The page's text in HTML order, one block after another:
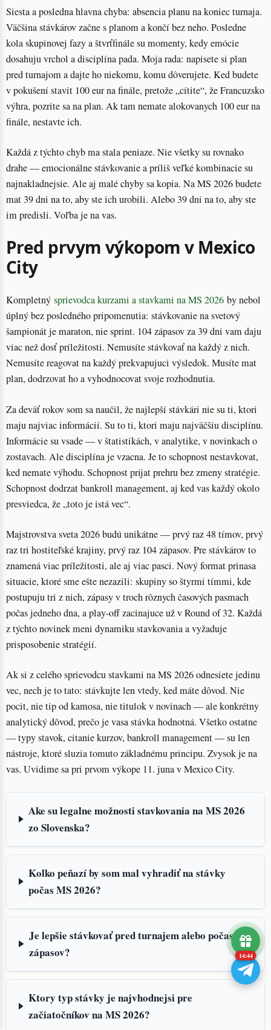
Siesta a posledna hlavna chyba: absencia planu na koniec turnaja.
Väčšina stávkárov začne s planom a končí bez neho. Posledne
kola skupinovej fazy a štvrťfinále su momenty, kedy emócie
dosahuju vrchol a disciplína pada. Moja rada: napisete si plan
pred turnajom a dajte ho niekomu, komu dôverujete. Ked budete
v pokušení stavit 100 eur na finále, pretože „cítite“, že Francuzsko
výhra, pozrite sa na plan. Ak tam nemate alokovanych 100 eur na
finále, nestavte ich.
Každá z týchto chyb ma stala peniaze. Nie všetky su rovnako
drahe — emocionálne stávkovanie a príliš veľké kombinacie su
najnakladnejsie. Ale aj malé chyby sa kopia. Na MS 2026 budete
mat 39 dni na to, aby ste ich urobili. Alebo 39 dni na to, aby ste
im predisli. Voľba je na vas.
Pred prvym výkopom v Mexico
City
Kompletný sprievodca kurzami a stavkami na MS 2026 by nebol
úplný bez posledného pripomenutia: stávkovanie na svetový
šampionát je maraton, nie sprint. 104 zápasov za 39 dni vam daju
viac než dosť príležitosti. Nemusíte stávkovať na každý z nich.
Nemusíte reagovat na každý prekvapujuci výsledok. Musíte mat
plan, dodrzovat ho a vyhodnocovat svoje rozhodnutia.
Za deväť rokov som sa naučil, že najlepší stávkári nie su ti, ktori
maju najviac informácií. Su to ti, ktori maju najväčšiu disciplínu.
Informácie su vsade — v štatistikách, v analytike, v novinkach o
zostavach. Ale disciplína je vzacna. Je to schopnost nestavkovat,
ked nemate výhodu. Schopnost prijat prehru bez zmeny stratégie.
Schopnost dodrzat bankroll management, aj ked vas každý okolo
presviedca, že „toto je istá vec“.
Majstrovstva sveta 2026 budú unikátne — prvý raz 48 tímov, prvý
raz tri hostiteľské krajiny, prvý raz 104 zápasov. Pre stávkárov to
znamená viac príležitosti, ale aj viac pasci. Nový format prinasa
situacie, ktoré sme ešte nezazili: skupiny so štyrmi tímmi, kde
postupuju tri z nich, zápasy v troch rôznych časových pasmach
počas jedneho dna, a play-off zacinajuce už v Round of 32. Každá
z týchto novinek meni dynamiku stavkovania a vyžaduje
prisposobenie stratégií.
Ak si z celého sprievodcu stavkami na MS 2026 odnesiete jedinu
vec, nech je to tato: stávkujte len vtedy, ked máte dôvod. Nie
pocit, nie tip od kamosa, nie titulok v novinach — ale konkrétny
analytický dôvod, prečo je vasa stávka hodnotná. Všetko ostatne
— typy stavok, citanie kurzov, bankroll management — su len
nástroje, ktoré sluzia tomuto základnému principu. Zvysok je na
vas. Uvidime sa pri prvom výkope 11. juna v Mexico City.
Ake su legalne možnosti stavkovania na MS 2026
zo Slovenska?
Kolko peňazí by som mal vyhradiť na stávky
počas MS 2026?
Je lepšie stávkovať pred turnajem alebo počas
zápasov?
Ktory typ stávky je najvhodnejsi pre
začiatočníkov na MS 2026?
14:43